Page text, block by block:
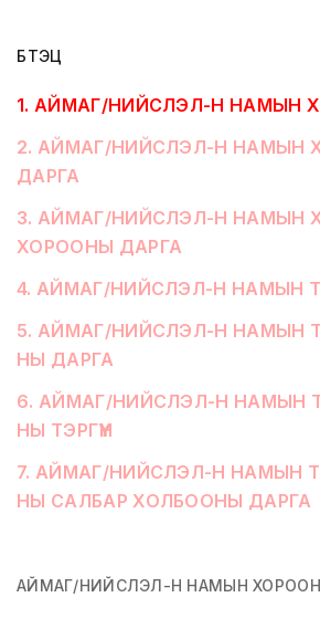
БҮТЭЦ
1. АЙМАГ/НИЙСЛЭЛ-Н НАМЫН
2. АЙМАГ/НИЙСЛЭЛ-Н НАМЫН
ДАРГА
3. АЙМАГ/НИЙСЛЭЛ-Н НАМЫН
ХОРООНЫ ДАРГА
4. АЙМАГ/НИЙСЛЭЛ-Н НАМЫН
5. АЙМАГ/НИЙСЛЭЛ-Н НАМЫН
НЫ ДАРГА
6. АЙМАГ/НИЙСЛЭЛ-Н НАМЫН
НЫ ТЭРГҮҮН
7. АЙМАГ/НИЙСЛЭЛ-Н НАМЫН
НЫ САЛБАР ХОЛБООНЫ ДАРГА
АЙМАГ/НИЙСЛЭЛ-Н НАМЫН